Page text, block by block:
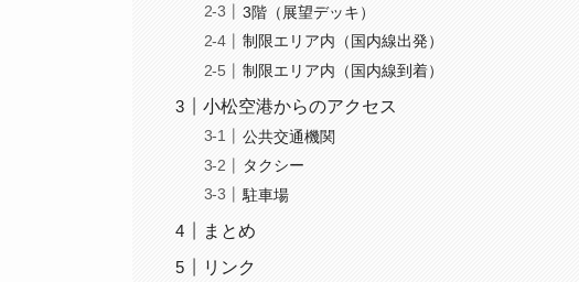
3階（展望デッキ）
制限エリア内（国内線出発）
制限エリア内（国内線到着）
小松空港からのアクセス
公共交通機関
タクシー
駐車場
まとめ
リンク